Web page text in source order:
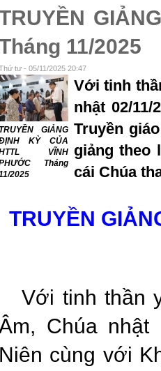
11/2025
tư - 05/11/2025 20:47
TRUYỀN GIẢNG
KỲ CỦA
VĨNH
Tháng
2025
Với tinh
nhật 02/
Truyền
giảng theo
cái Chúa
TRUYỀN
Với tinh thần
Chúa nhật
Niên cùng với